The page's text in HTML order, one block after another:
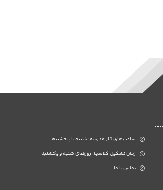
ساعت‌های کار مدرسه: شنبه تا پنجشنبه
زمان تشکیل کلاسها: روزهای شنبه و یکشنبه
تماس با ما